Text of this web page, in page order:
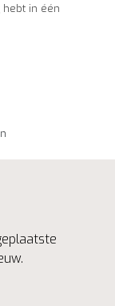
in één